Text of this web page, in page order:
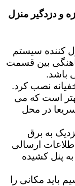
و دزدگیر منزل
کننده سیستم
بین قسمت
باشد.
است که می
سریعا در محل
به برق
ارسالی
پنل کشیده
باید مکانی را